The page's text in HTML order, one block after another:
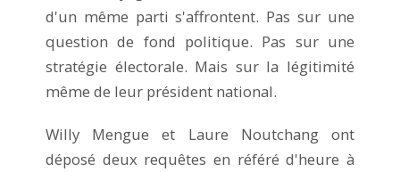
d'un même parti s'affrontent. Pas sur une
question de fond politique. Pas sur une
stratégie électorale. Mais sur la légitimité
même de leur président national.
Willy Mengue et Laure Noutchang ont
déposé deux requêtes en référé d'heure à